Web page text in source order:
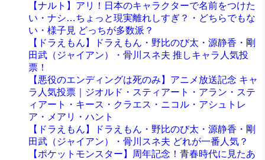
【ナルト】アリ！日本のキャラクターで名前をつけた
い・ナシ…ちょっと現実離れしすぎ？・どちらでもな
い・様子見 どっちが多数派？
【ドラえもん】ドラえもん・野比のび太・源静香・剛
田武（ジャイアン）・骨川スネ夫 推しキャラ人気投
票！
【悪役のエンディングは死のみ】アニメ放送記念 キャ
ラ人気投票｜ジオルド・スティアート・アラン・ステ
ィアート・キース・クラエス・ニコル・アシュトレ
ア・メアリ・ハント
【ドラえもん】ドラえもん・野比のび太・源静香・剛
田武（ジャイアン）・骨川スネ夫 どれが一番人気？
【ポケットモンスター】周年記念！青春時代に見たあ